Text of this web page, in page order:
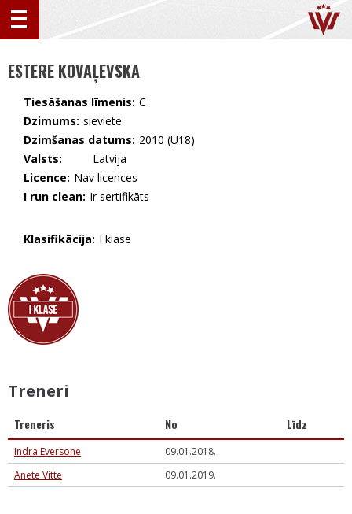
ESTERE KOVAĻEVSKA
Tiesāšanas līmenis: C
Dzimums: sieviete
Dzimšanas datums: 2010 (U18)
Valsts:
🇱🇻 Latvija
Licence: Nav licences
I run clean: Ir sertifikāts
Klasifikācija: I klase
Treneri
Treneris No Līdz
Indra Eversone
09.01.2018.
Anete Vitte
09.01.2019.